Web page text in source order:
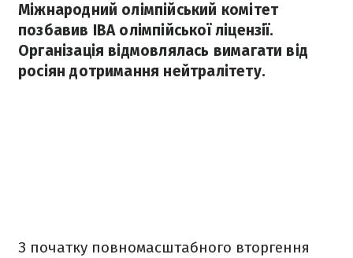
Міжнародний олімпійський комітет
позбавив IBA олімпійської ліцензії.
Організація відмовлялась вимагати від
росіян дотримання нейтралітету.
З початку повномасштабного вторгення